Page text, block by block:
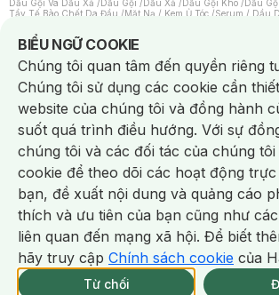
Giao Nhanh Miễn
tại 339 Chi Nhánh (Trễ
Dầu Gội Và Dầu Xả /Dầu Gội /Dầu Xả /Dầu Gội Khô /Dầu
Tẩy Tế Bào Chết Da Đầu /Mặt Nạ / Kem Ủ Tóc /Serum / Dầu
Máy Sấy Tóc
Lược
Kem Tẩy Lông/Dụng Cụ Tẩy Lông
Nước Hoa
Nước Hoa Nam Nước Hoa Cao Cấp Xịt Thơm
Nước Hoa Vùng Kín
Chăm Sóc Cá Nhân
Chống Muỗi
Khẩu Trang Máy Massage Mặt Nạ Xông Hơi/
Sản Phẩm Chăm Sóc Khác/ Bàn Chải Đánh Răng /Bàn Chải
Hỗ Trợ Trắng Răng / Kem Đánh Răng Máy Tăm Nước Nước
Tăm / Chỉ Nha Khoa /Xịt Thơm Miệng / Dung Dịch Vệ Sinh/
Khăn Ướt Vệ Sinh Vùng Kín
/Băng Vệ Sinh Tampon Bọt
Máy Cạo Râu
Vấn Đề Về Da
Da Dầu / Lỗ Chân Lông To
Da Khô / Mất Nước /Da Lão Hóa /
Da Nhạy Cảm / Kích Ứng/Da Xỉn Màu/Thâm / Nám / Tàn
Quầng Thâm & Bọng Mắt/ Sẹo
Viêm Da Cơ Địa
Dụng Cụ / Phụ Kiện Chăm Sóc Da
/Khăn Lau Mặt Khô Dụng Cụ / Máy Rửa Mặt
BIỂU NGỮ COOKIE
Notice about cookies usage
Chúng tôi quan tâm đến quyền riêng
Chúng tôi sử dụng các cookie cần
website của chúng tôi và đồng hành
suốt quá trình điều hướng. Với sự
chúng tôi và các đối tác của chúng tôi
cookie để theo dõi các hoạt động
bạn, đề xuất nội dung và quảng cáo
thích và ưu tiên của bạn cũng như
liên quan đến mạng xã hội. Để biết
hãy truy cập Chính sách cookie của
Từ chối